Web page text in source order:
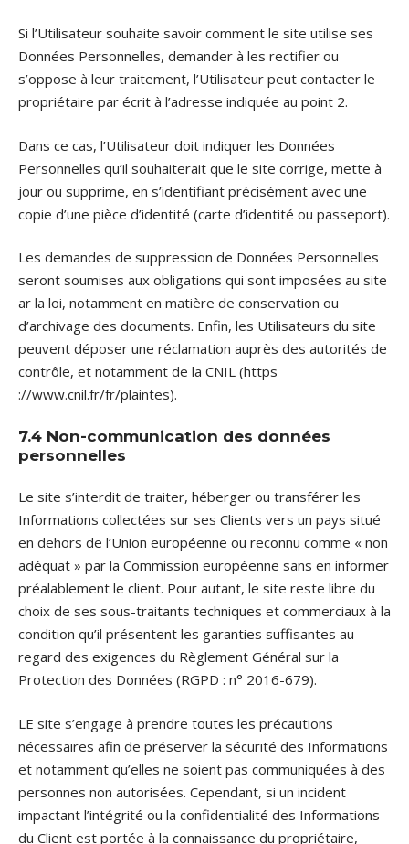
Si l’Utilisateur souhaite savoir comment le site utilise ses
Données Personnelles, demander à les rectifier ou
s’oppose à leur traitement, l’Utilisateur peut contacter le
propriétaire par écrit à l’adresse indiquée au point 2.
Dans ce cas, l’Utilisateur doit indiquer les Données
Personnelles qu’il souhaiterait que le site corrige, mette à
jour ou supprime, en s’identifiant précisément avec une
copie d’une pièce d’identité (carte d’identité ou passeport).
Les demandes de suppression de Données Personnelles
seront soumises aux obligations qui sont imposées au site
ar la loi, notamment en matière de conservation ou
d’archivage des documents. Enfin, les Utilisateurs du site
peuvent déposer une réclamation auprès des autorités de
contrôle, et notamment de la CNIL (https
://www.cnil.fr/fr/plaintes).
7.4 Non-communication des données
personnelles
Le site s’interdit de traiter, héberger ou transférer les
Informations collectées sur ses Clients vers un pays situé
en dehors de l’Union européenne ou reconnu comme « non
adéquat » par la Commission européenne sans en informer
préalablement le client. Pour autant, le site reste libre du
choix de ses sous-traitants techniques et commerciaux à la
condition qu’il présentent les garanties suffisantes au
regard des exigences du Règlement Général sur la
Protection des Données (RGPD : n° 2016-679).
LE site s’engage à prendre toutes les précautions
nécessaires afin de préserver la sécurité des Informations
et notamment qu’elles ne soient pas communiquées à des
personnes non autorisées. Cependant, si un incident
impactant l’intégrité ou la confidentialité des Informations
du Client est portée à la connaissance du propriétaire,